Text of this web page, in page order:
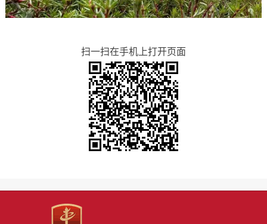
扫一扫在手机上打开页面